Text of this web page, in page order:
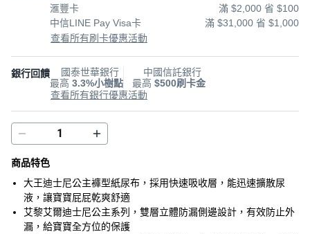
滙豐卡
滿 $2,000 省 $100
中信LINE Pay Visa卡
滿 $31,000 省 $1,000
查看所有刷卡優惠活動
銀行回饋
國泰世華銀行
最高 3.3%小樹點
中國信託銀行
最高 $500刷卡金
查看所有銀行優惠活動
商品特色
大王迪士尼公主褲型紙尿布，採用快速吸收層，能迅速擴散尿
液，讓寶寶屁屁乾爽舒適
艾黎艾爾迪士尼公主系列，雙層立體防漏側邊設計，有效防止外
漏，給寶寶全方位的保護